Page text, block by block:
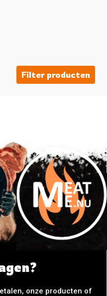
Filter producten
onze producten of